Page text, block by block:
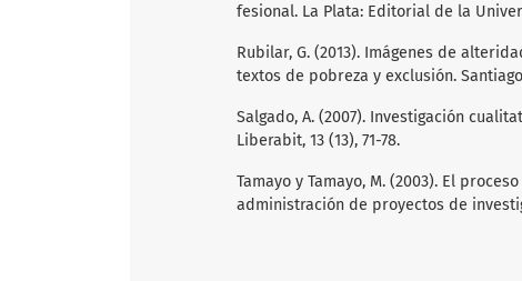
fesional. La Plata: Editorial de la
Rubilar, G. (2013). Imágenes de
textos de pobreza y exclusión.
Salgado, A. (2007). Investigación
Liberabit, 13 (13), 71-78.
Tamayo y Tamayo, M. (2003). El
administración de proyectos de